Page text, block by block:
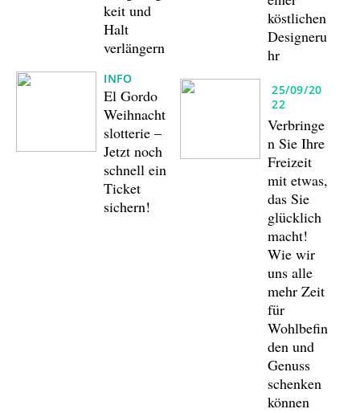
keit und
Halt
verlängern
INFO
El Gordo
Weihnacht
slotterie –
Jetzt noch
schnell ein
Ticket
sichern!
köstlichen
Designeru
hr
25/09/20
22
Verbringe
n Sie Ihre
Freizeit
mit etwas,
das Sie
glücklich
macht!
Wie wir
uns alle
mehr Zeit
für
Wohlbefin
den und
Genuss
schenken
können